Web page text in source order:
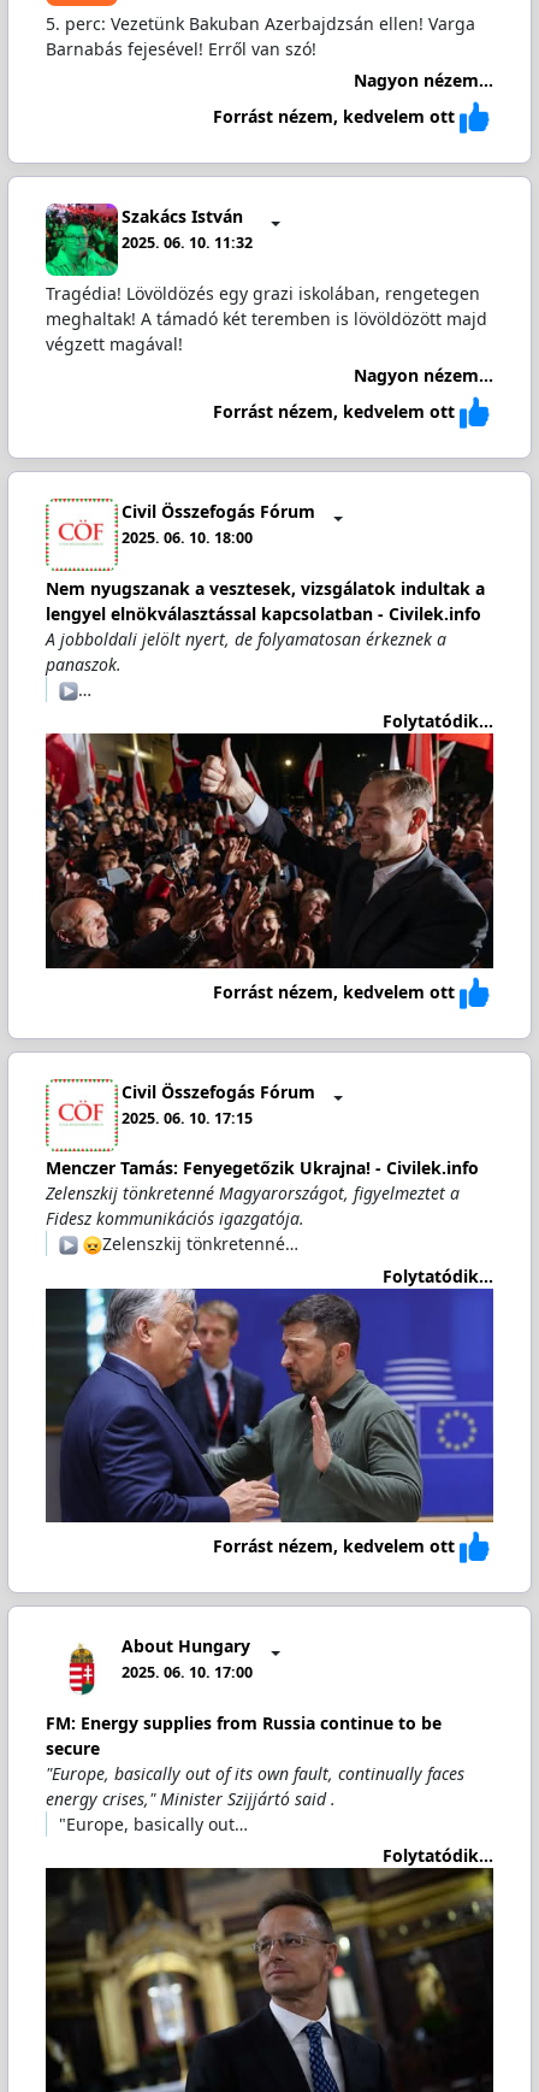
5. perc: Vezetünk Bakuban Azerbajdzsán ellen! Varga
Barnabás fejesével! Erről van szó!
Nagyon nézem...
Forrást nézem, kedvelem ott
Szakács István
2025. 06. 10. 11:32
Tragédia! Lövöldözés egy grazi iskolában, rengetegen
meghaltak! A támadó két teremben is lövöldözött majd
végzett magával!
Nagyon nézem...
Forrást nézem, kedvelem ott
Civil Összefogás Fórum
2025. 06. 10. 18:00
Nem nyugszanak a vesztesek, vizsgálatok indultak a
lengyel elnökválasztással kapcsolatban - Civilek.info
A jobboldali jelölt nyert, de folyamatosan érkeznek a
panaszok.
️…
Folytatódik...
Forrást nézem, kedvelem ott
Civil Összefogás Fórum
2025. 06. 10. 17:15
Menczer Tamás: Fenyegetőzik Ukrajna! - Civilek.info
Zelenszkij tönkretenné Magyarországot, figyelmeztet a
Fidesz kommunikációs igazgatója.
️
Zelenszkij tönkretenné…
Folytatódik...
Forrást nézem, kedvelem ott
About Hungary
2025. 06. 10. 17:00
FM: Energy supplies from Russia continue to be
secure
"Europe, basically out of its own fault, continually faces
energy crises," Minister Szijjártó said .
"Europe, basically out…
Folytatódik...